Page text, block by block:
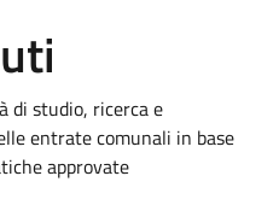
di studio, ricerca e
entrate comunali in base
approvate